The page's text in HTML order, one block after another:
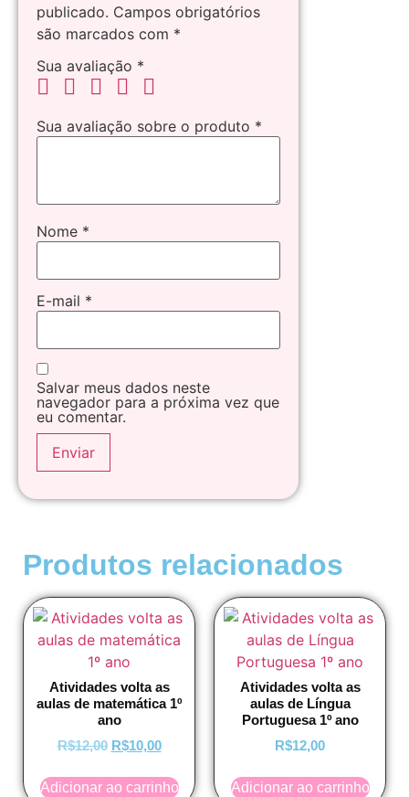
publicado. Campos obrigatórios
são marcados com *
Sua avaliação *
Sua avaliação sobre o produto *
Nome *
E-mail *
Salvar meus dados neste
navegador para a próxima vez que
eu comentar.
Produtos relacionados
Atividades volta as
aulas de matemática 1º
ano
R$12,00 R$10,00
Adicionar ao carrinho
Atividades volta as
aulas de Língua
Portuguesa 1º ano
R$12,00
Adicionar ao carrinho